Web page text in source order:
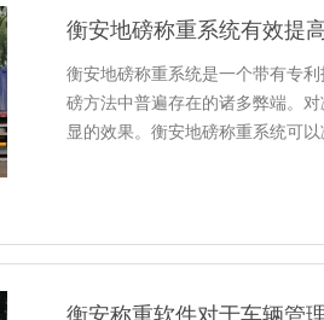
衡安地磅称重系统有效提
衡安地磅称重系统是一个带有专
磅方法中普遍存在的诸多弊端。
显的效果。衡安地磅称重系统可
衡安称重软件对于车辆管